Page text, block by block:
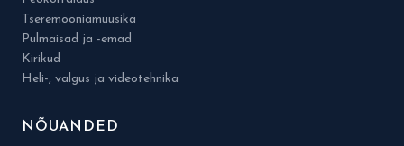
Tseremooniamuusika
Pulmaisad ja -emad
Kirikud
Heli-, valgus ja videotehnika
NÕUANDED